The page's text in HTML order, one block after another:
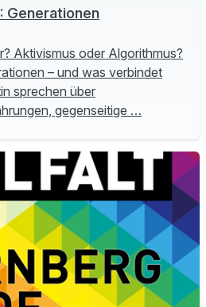
Generationen
Aktivismus oder Algorithmus?
– und was verbindet
sprechen über
gegenseitige …